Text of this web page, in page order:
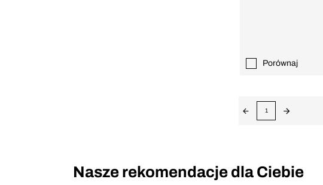
Porównaj
1
Nasze rekomendacje dla Ciebie